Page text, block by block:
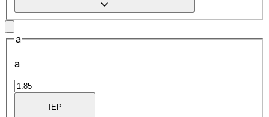
a
a
IEP